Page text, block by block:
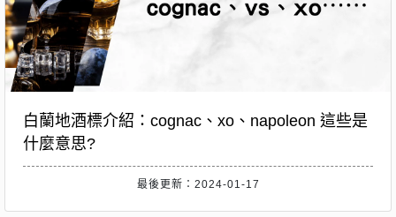
白蘭地酒標介紹：cognac、xo、napoleon 這些是
什麼意思?
最後更新：2024-01-17